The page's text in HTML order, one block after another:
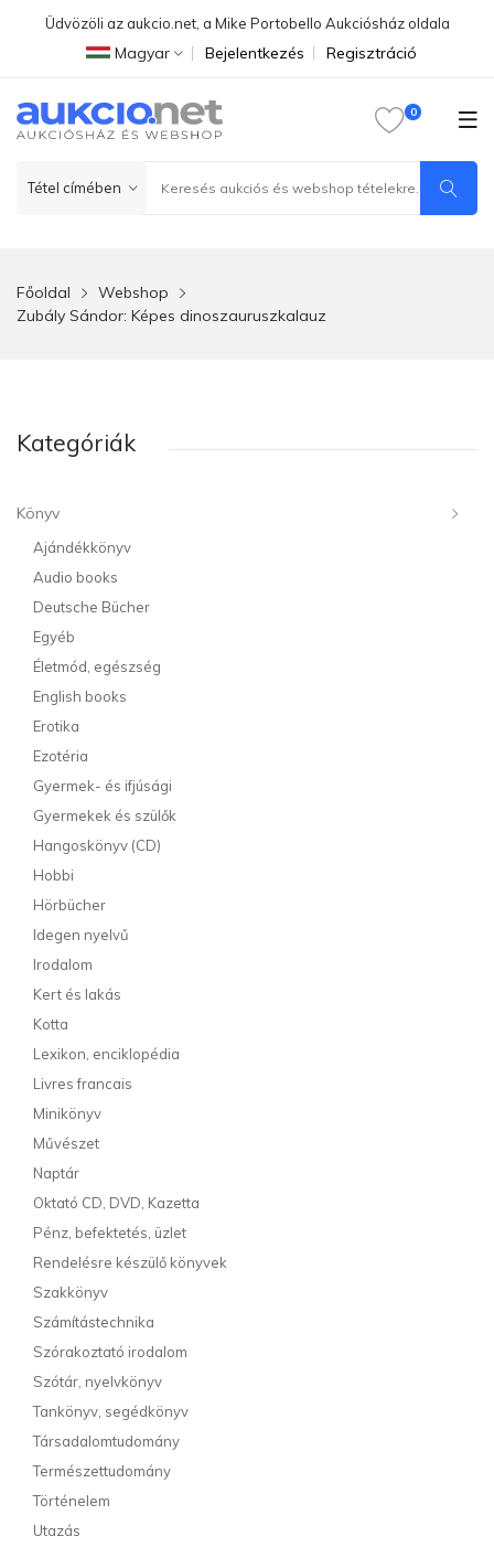
Üdvözöli az aukcio.net, a Mike Portobello Aukciósház oldala
Magyar Bejelentkezés Regisztráció
Főoldal
Webshop
Zubály Sándor: Képes dinoszauruszkalauz
Kategóriák
Könyv
Ajándékkönyv
Audio books
Deutsche Bücher
Egyéb
Életmód, egészség
English books
Erotika
Ezotéria
Gyermek- és ifjúsági
Gyermekek és szülők
Hangoskönyv (CD)
Hobbi
Hörbücher
Idegen nyelvű
Irodalom
Kert és lakás
Kotta
Lexikon, enciklopédia
Livres francais
Minikönyv
Művészet
Naptár
Oktató CD, DVD, Kazetta
Pénz, befektetés, üzlet
Rendelésre készülő könyvek
Szakkönyv
Számítástechnika
Szórakoztató irodalom
Szótár, nyelvkönyv
Tankönyv, segédkönyv
Társadalomtudomány
Természettudomány
Történelem
Utazás